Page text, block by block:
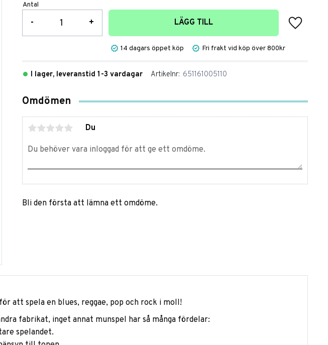
Antal
+
- LÄGG TILL
Lägg till
14 dagars öppet köp Fri frakt vid köp över 800kr
I lager, leveranstid 1-3 vardagar Artikelnr 651161005110
Omdömen
Du
Bli den första att lämna ett omdöme.
att spela en blues, reggae, pop och rock i moll!
fabrikat, inget annat munspel har så många fördelar:
spelandet.